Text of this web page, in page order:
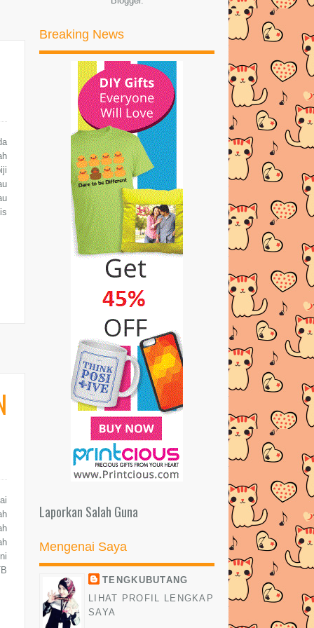
ONLINE GIFT SHOP
Bagaimana Nak Kemaskini MyASNB
Secara Online Dirum...
RESEPI REBUNG MASAK LEMAK
CILI API + DAGING
RESEPI KERABU MANGGA SEDAP
DAN MUDAH!
Effenzee Myracle Lotion Bukan
Sekadar Membakar Lemak!
BABYBALU.COM - PARENTING
MADE EASY
HAPPY BIRTHDAY TO ME -
Januari(13)
2017(245)
2016(269)
(327)
2014(522)
2013(481)
► 2012 (24)
Breaking News
Laporkan Salah Guna
Mengenai Saya
TENGKUBUTANG
LIHAT PROFIL LENGKAP
SAYA